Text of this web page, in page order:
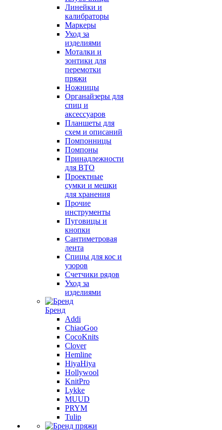
Линейки и
калибраторы
Маркеры
Уход за
изделиями
Моталки и
зонтики для
перемотки
пряжи
Ножницы
Органайзеры для
спиц и
аксессуаров
Планшеты для
схем и описаний
Помпонницы
Помпоны
Принадлежности
для ВТО
Проектные
сумки и мешки
для хранения
Прочие
инструменты
Пуговицы и
кнопки
Сантиметровая
лента
Спицы для кос и
узоров
Счетчики рядов
Уход за
изделиями
Бренд
Addi
ChiaoGoo
CocoKnits
Clover
Hemline
HiyaHiya
Hollywool
KnitPro
Lykke
MUUD
PRYM
Tulip